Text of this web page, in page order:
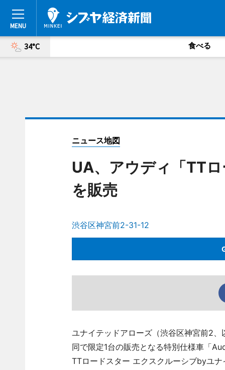
34°C 食べる
ニュース地図
UA、アウディ「TT
を販売
渋谷区神宮前2-31-12
ユナイテッドアローズ（渋谷区神宮前2
同で限定1台の販売となる特別仕様車「
TTロードスター エクスクルーシブbyユ